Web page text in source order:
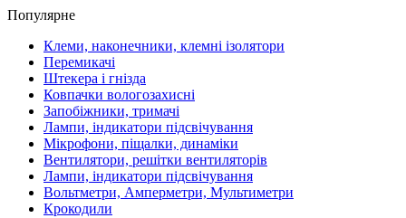
Популярне
Клеми, наконечники, клемні ізолятори
Перемикачі
Штекера і гнізда
Ковпачки вологозахисні
Запобіжники, тримачі
Лампи, індикатори підсвічування
Мікрофони, піщалки, динаміки
Вентилятори, решітки вентиляторів
Лампи, індикатори підсвічування
Вольтметри, Амперметри, Мультиметри
Крокодили